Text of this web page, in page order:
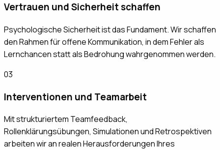
Vertrauen und Sicherheit schaffen
Psychologische Sicherheit ist das Fundament. Wir schaffen
den Rahmen für offene Kommunikation, in dem Fehler als
Lernchancen statt als Bedrohung wahrgenommen werden.
03
Interventionen und Teamarbeit
Mit strukturiertem Teamfeedback,
Rollenklärungsübungen, Simulationen und Retrospektiven
arbeiten wir an realen Herausforderungen Ihres